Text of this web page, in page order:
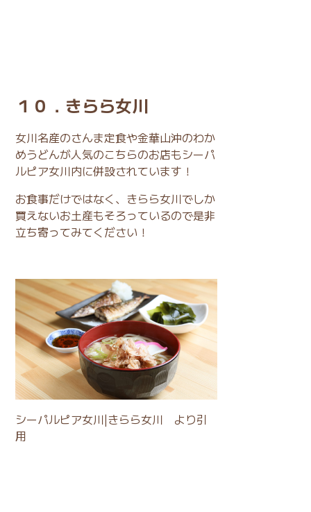
１０．きらら女川
女川名産のさんま定食や金華山沖のわか
めうどんが人気のこちらのお店もシーパ
ルピア女川内に併設されています！
お食事だけではなく、きらら女川でしか
買えないお土産もそろっているので是非
立ち寄ってみてください！
シーパルピア女川|きらら女川 より引
用